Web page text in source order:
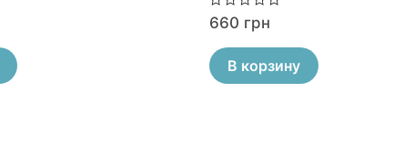
Оценка
0
5
660 грн
В корзину